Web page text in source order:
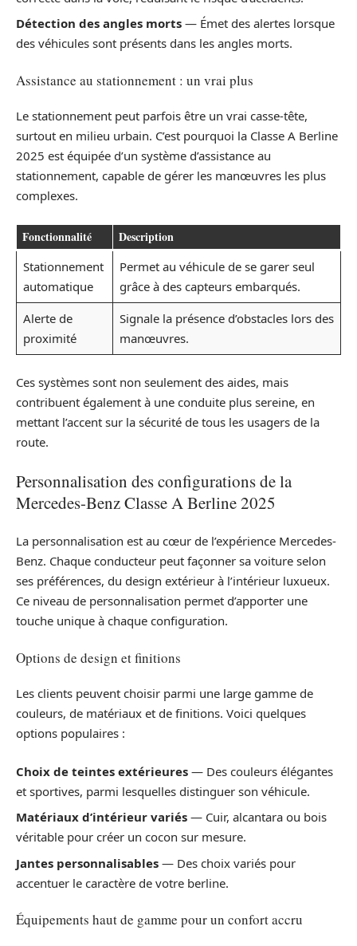
Détection des angles morts — Émet des alertes lorsque
des véhicules sont présents dans les angles morts.
Assistance au stationnement : un vrai plus
Le stationnement peut parfois être un vrai casse-tête,
surtout en milieu urbain. C’est pourquoi la Classe A Berline
2025 est équipée d’un système d’assistance au
stationnement, capable de gérer les manœuvres les plus
complexes.
Fonctionnalité Description
Stationnement
automatique
Permet au véhicule de se garer seul
grâce à des capteurs embarqués.
Alerte de
proximité
Signale la présence d’obstacles lors des
manœuvres.
Ces systèmes sont non seulement des aides, mais
contribuent également à une conduite plus sereine, en
mettant l’accent sur la sécurité de tous les usagers de la
route.
Personnalisation des configurations de la
Mercedes-Benz Classe A Berline 2025
La personnalisation est au cœur de l’expérience Mercedes-
Benz. Chaque conducteur peut façonner sa voiture selon
ses préférences, du design extérieur à l’intérieur luxueux.
Ce niveau de personnalisation permet d’apporter une
touche unique à chaque configuration.
Options de design et finitions
Les clients peuvent choisir parmi une large gamme de
couleurs, de matériaux et de finitions. Voici quelques
options populaires :
Choix de teintes extérieures — Des couleurs élégantes
et sportives, parmi lesquelles distinguer son véhicule.
Matériaux d’intérieur variés — Cuir, alcantara ou bois
véritable pour créer un cocon sur mesure.
Jantes personnalisables — Des choix variés pour
accentuer le caractère de votre berline.
Équipements haut de gamme pour un confort accru